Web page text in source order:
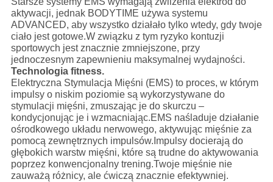
aktywacji, jednak BODYTIME używa systemu
ADVANCED, aby wszystko działało tylko wtedy, gdy twoje
ciało jest gotowe.W związku z tym ryzyko kontuzji
sportowych jest znacznie zmniejszone, przy
jednoczesnym zapewnieniu maksymalnej wydajności.
Technologia fitness.
Elektryczna Stymulacja Mięśni (EMS) to proces, w którym
impulsy o niskim poziomie są wykorzystywane do
stymulacji mięśni, zmuszając je do skurczu –
kondycjonując je i wzmacniając.EMS naśladuje działanie
ośrodkowego układu nerwowego, aktywując mięśnie za
pomocą zewnętrznych impulsów.Impulsy docierają do
głębokich warstw mięśni, które są trudne do aktywowania
poprzez konwencjonalny trening.Twoje mięśnie nie
zauważą różnicy, ale ćwiczą znacznie efektywniej.